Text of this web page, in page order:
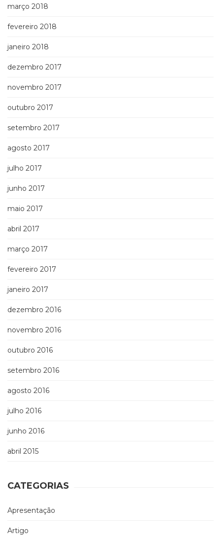
março 2018
fevereiro 2018
janeiro 2018
dezembro 2017
novembro 2017
outubro 2017
setembro 2017
agosto 2017
julho 2017
junho 2017
maio 2017
abril 2017
março 2017
fevereiro 2017
janeiro 2017
dezembro 2016
novembro 2016
outubro 2016
setembro 2016
agosto 2016
julho 2016
junho 2016
abril 2015
CATEGORIAS
Apresentação
Artigo